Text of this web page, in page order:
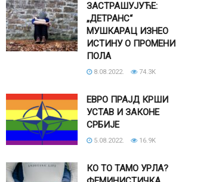
ЗАСТРАШУЈУЋЕ:
„ДЕТРАНС“
МУШКАРАЦ ИЗНЕО
ИСТИНУ О ПРОМЕНИ
ПОЛА
8.08.2022. 74.3K
ЕВРО ПРАЈД КРШИ
УСТАВ И ЗАКОНЕ
СРБИЈЕ
5.08.2022. 16.9K
КО ТО ТАМО УРЛА?